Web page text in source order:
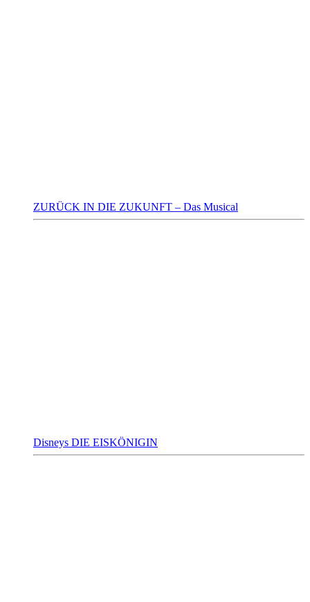
ZURÜCK IN DIE ZUKUNFT – Das Musical
Disneys DIE EISKÖNIGIN